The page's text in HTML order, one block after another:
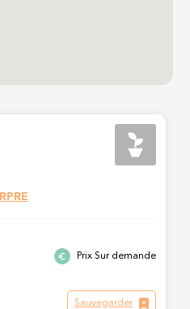
Prix Sur demande
Sauvegarder